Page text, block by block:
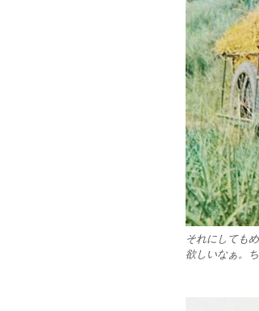
それにしても
欲しいなぁ。